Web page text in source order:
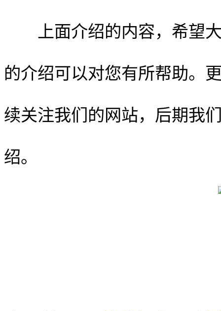
上面介绍的内容，希望大
的介绍可以对您有所帮助。
续关注我们的网站，后期我
绍。